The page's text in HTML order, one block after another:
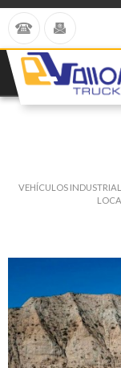
VEHÍCULOS